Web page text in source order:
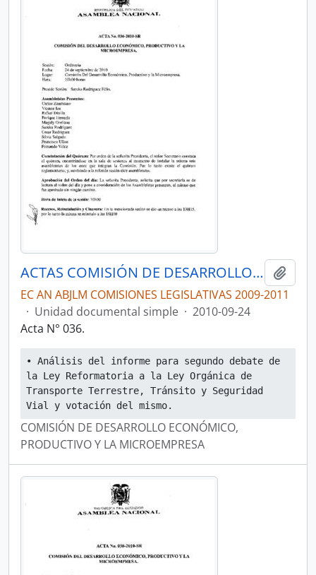
ACTAS COMISIÓN DE DESARROLLO ECONÓMICO, PRODUCTIVO Y LA MICROEMPRESA
EC AN ABJLM COMISIONES LEGISLATIVAS 2009-2011
· Unidad documental simple · 2010-09-24
Acta N° 036.
• Análisis del informe para segundo debate de
la Ley Reformatoria a la Ley Orgánica de
Transporte Terrestre, Tránsito y Seguridad
Vial y votación del mismo.
COMISIÓN DE DESARROLLO ECONÓMICO,
PRODUCTIVO Y LA MICROEMPRESA